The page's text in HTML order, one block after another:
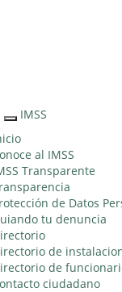
Interruptor
de
Navegación
IMSS
al IMSS
Transparente
de Datos
tu denuncia
de
de
ciudadano